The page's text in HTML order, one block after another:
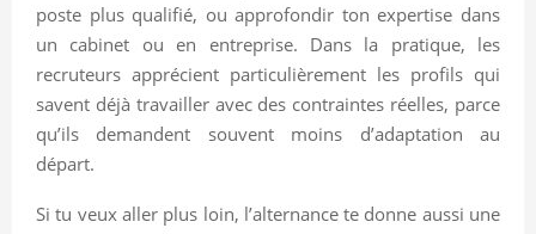
poste plus qualifié, ou approfondir ton expertise dans
un cabinet ou en entreprise. Dans la pratique, les
recruteurs apprécient particulièrement les profils qui
savent déjà travailler avec des contraintes réelles, parce
qu’ils demandent souvent moins d’adaptation au
départ.
Si tu veux aller plus loin, l’alternance te donne aussi une